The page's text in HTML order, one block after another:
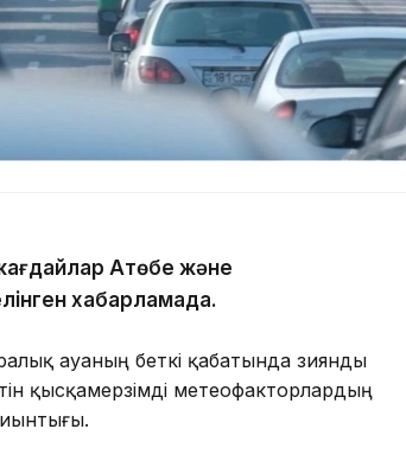
Ақтөбе және
хабарламада.
ауаның беткі қабатында зиянды
қысқамерзімді метеофакторлардың